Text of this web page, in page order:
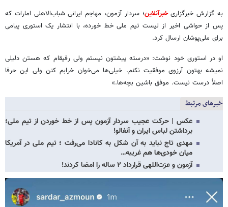
به گزارش خبرگزاریخبرآنلاین؛ سردار آزمون، مهاجم ایرانی شباب‌الاهلی امارات که
پس از حواشی اخیر از لیست تیم ملی خط خورده، با انتشار یک استوری پیامی
برای ملی‌پوشان ارسال کرد.
او در استوری خود نوشت: «درسته پیشتون نیستم ولی رفیقام که هستن دلیلی
نمیشه بهتون آرزوی موفقیت نکنم. خیلی‌ها می‌خوان خرابم کنن ولی این حرفا
اصلاً درست نیست. موفق باشین بچه‌ها.»
خبرهای مرتبط
عکس | حرکت عجیب سردار آزمون پس از خط خوردن از تیم ملی؛
برداشتن لباس ایران و آنفالو!
مهدی تاج نباید به آن شکل به کانادا می‌رفت ؛ تیم ملی در آمریکا
میان خودی‌ها هم غریبه…
آزمون و عزت‌اللهی قرارداد ۲ ساله را امضا کردند!